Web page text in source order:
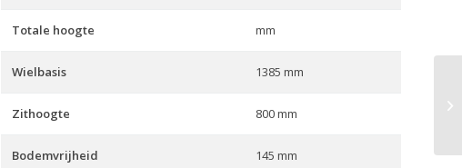
Totale hoogte mm
Wielbasis 1385 mm
Zithoogte 800 mm
Bodemvrijheid 145 mm